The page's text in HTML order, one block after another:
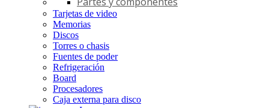
Tarjetas de video
Memorias
Discos
Torres o chasis
Fuentes de poder
Refrigeración
Board
Procesadores
Caja externa para disco